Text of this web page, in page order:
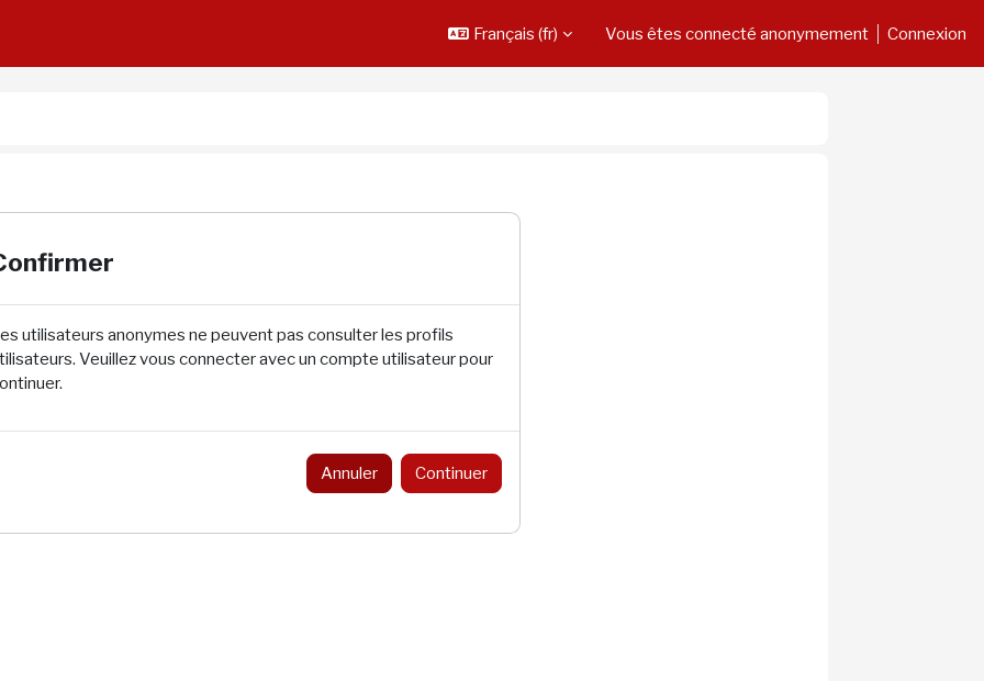
Français ‎(fr)‎ Vous êtes connecté anonymement Connexion
utilisateurs anonymes ne peuvent pas consulter les profils
Veuillez vous connecter avec un compte utilisateur pour
Annuler Continuer